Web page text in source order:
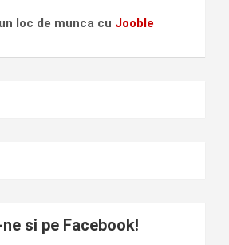
loc de munca cu Jooble
si pe Facebook!